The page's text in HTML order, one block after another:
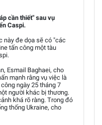
cần thiết" sau vụ
Caspi.
này đe dọa sẽ có "các
tấn công một tàu
Esmail Baghaei, cho
mạnh rằng vụ việc là
ngày 25 tháng 7
người khác bị thương.
khá rõ ràng. Trong đó
thống Ukraine, cho